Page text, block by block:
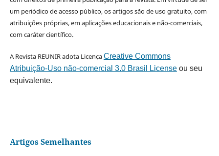
um periódico de acesso público, os artigos são de uso gratuito, com
atribuições próprias, em aplicações educacionais e não-comerciais,
com caráter científico.
A Revista REUNIR adota LicençaCreative Commons
Atribuição-Uso não-comercial 3.0 Brasil Licenseou seu
equivalente.
Artigos Semelhantes